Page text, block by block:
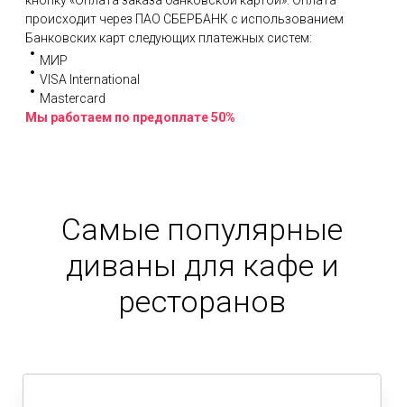
происходит через ПАО СБЕРБАНК с использованием
Банковских карт следующих платежных систем:
МИР
VISA International
Mastercard
Мы работаем по предоплате 50%
Самые популярные
диваны для кафе и
ресторанов